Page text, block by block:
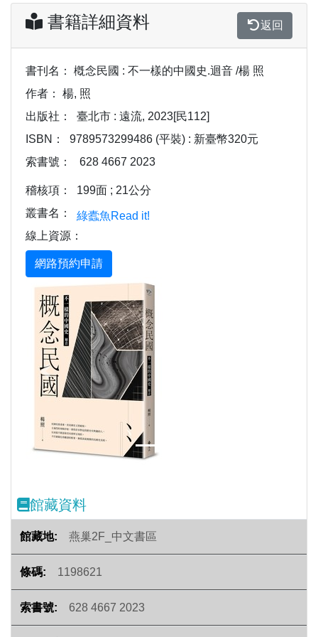
書籍詳細資料 返回
書刊名：
槪念民國 : 不一樣的中國史.迴音 /楊 照
作者：
楊, 照
出版社：
臺北市 : 遠流, 2023[民112]
ISBN：
9789573299486 (平裝) : 新臺幣320元
索書號：
628 4667 2023
稽核項：
199面 ; 21公分
叢書名：
綠蠹魚Read it!
線上資源：
Previous
館藏資料
燕巢2F_中文書區
1198621
628 4667 2023